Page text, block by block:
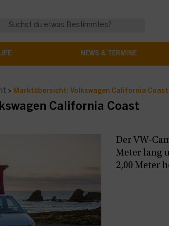
NEWS & TERMINE
> Marktübersicht: Volkswagen California Coast
California Coast
Der VW-
Meter lang
2,00 Meter